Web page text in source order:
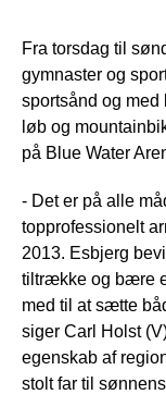
Fra torsdag til
gymnaster og
sportsånd og med
løb og
på Blue Water
- Det er på alle
topprofessionelt
2013. Esbjerg
tiltrække og bære
med til at sætte
siger Carl Holst
egenskab af
stolt far til